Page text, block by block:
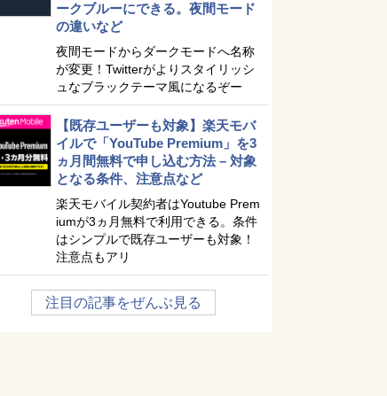
ークブルーにできる。夜間モード
の違いなど
夜間モードからダークモードへ名称
が変更！Twitterがよりスタイリッシ
ュなブラックテーマ風になるぞー
【既存ユーザーも対象】楽天モバ
イルで「YouTube Premium」を3
ヵ月間無料で申し込む方法 – 対象
となる条件、注意点など
楽天モバイル契約者はYoutube Prem
iumが3ヵ月無料で利用できる。条件
はシンプルで既存ユーザーも対象！
注意点もアリ
注目の記事をぜんぶ見る